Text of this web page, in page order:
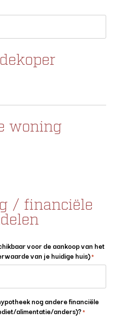
woning
/ financiële
voor de aankoop van het
van je huidige huis)*
nog andere financiële
alimentatie/anders)?*